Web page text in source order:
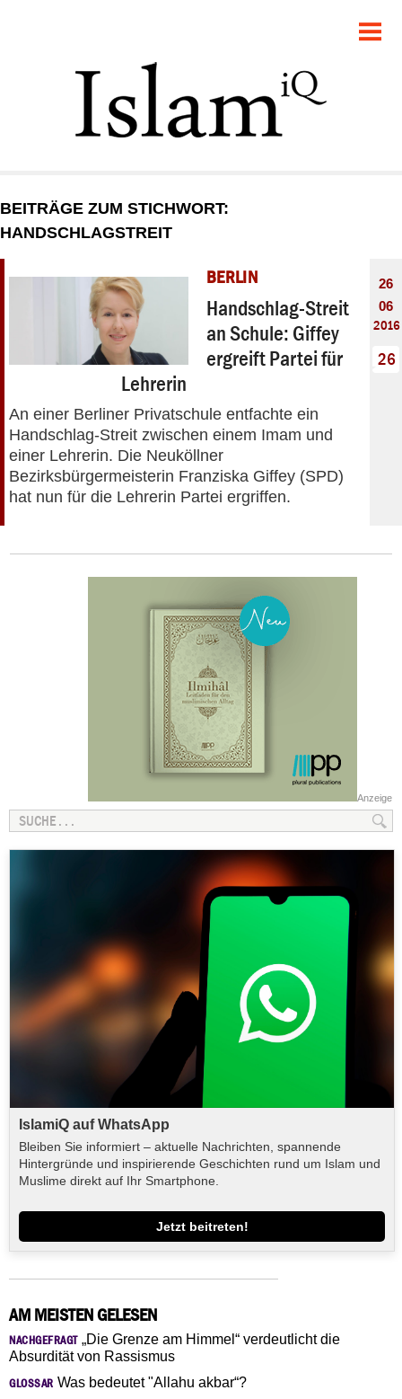
GESELLSCHAFT
STARTSEITE
PANORAMA
BEITRÄGE ZUM STICHWORT:
HANDSCHLAGSTREIT
BERLIN
Handschlag-Streit
an Schule: Giffey
ergreift Partei für
Lehrerin
An einer Berliner Privatschule entfachte ein
Handschlag-Streit zwischen einem Imam und
einer Lehrerin. Die Neuköllner
Bezirksbürgermeisterin Franziska Giffey (SPD)
hat nun für die Lehrerin Partei ergriffen.
26
06
2016
26
Anzeige
IslamiQ auf WhatsApp
Bleiben Sie informiert – aktuelle Nachrichten, spannende
Hintergründe und inspirierende Geschichten rund um Islam und
Muslime direkt auf Ihr Smartphone.
Jetzt beitreten!
AM MEISTEN GELESEN
NACHGEFRAGT„Die Grenze am Himmel“ verdeutlicht die
Absurdität von Rassismus
GLOSSAR Was bedeutet "Allahu akbar“?